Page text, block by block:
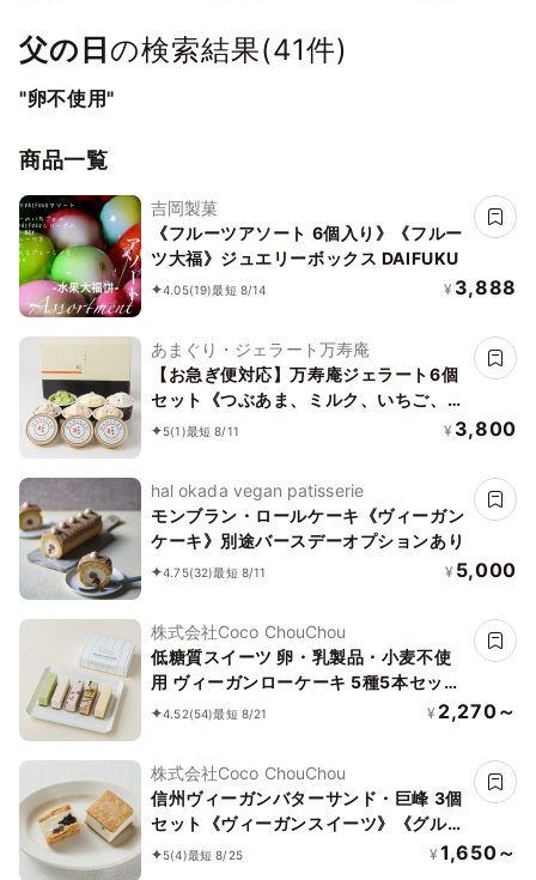
父の日 の検索結果(41件)
"卵不使用"
商品一覧
吉岡製菓
《フルーツアソート 6個入り》《フルー
ツ大福》ジュエリーボックス DAIFUKU
4.05(19)最短 8/14 ¥ 3,888
あまぐり・ジェラート万寿庵
【お急ぎ便対応】万寿庵ジェラート6個
セット《つぶあま、ミルク、いちご、抹
茶、チョコチップ、クッキー＆クリーム
5(1)最短 8/11 ¥ 3,800
hal okada vegan patisserie
モンブラン・ロールケーキ《ヴィーガン
ケーキ》別途バースデーオプションあり
4.75(32)最短 8/11 ¥ 5,000
株式会社Coco ChouChou
低糖質スイーツ 卵・乳製品・小麦不使
用 ヴィーガンローケーキ 5種5本セット
《ヴィーガンスイーツ》《ロースイー
4.52(54)最短 8/21 ¥ 2,270～
株式会社Coco ChouChou
信州ヴィーガンバターサンド・巨峰 3個
セット《ヴィーガンスイーツ》《グルテ
ンフリー》
5(4)最短 8/25 ¥ 1,650～